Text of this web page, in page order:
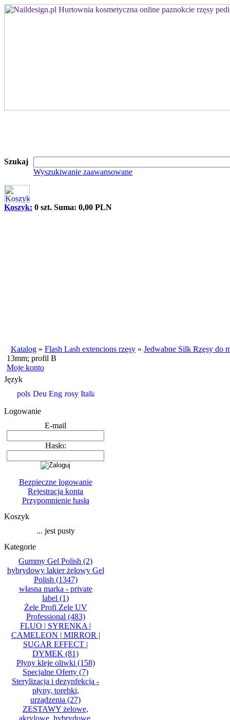
Szukaj
Wyszukiwanie zaawansowane
Koszyk: 0 szt. Suma: 0,00 PLN
Katalog » Flash Lash extencions rzęsy » Jedwabne Silk Rzęsy do
13mm; profil B
Moje konto
Język
Logowanie
E-mail
Hasło:
Bezpieczne logowanie
Rejestracja konta
Przypomnienie hasła
Koszyk
... jest pusty
Kategorie
Gummy Gel Polish (2)
hybrydowy lakier żelowy Gel
Polish (1347)
własna marka - private
label (1)
Żele Profi Zele UV
Professional (483)
FLUO | SYRENKA |
CAMELEON | MIRROR |
SUGAR EFFECT |
DYMEK (81)
Płyny kleje oliwki (158)
Specjalne Oferty (7)
Sterylizacja i dezynfekcja -
płyny, torebki,
urządzenia (27)
ZESTAWY żelowe,
akrylowe, hybrydowe,